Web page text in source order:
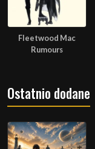
Fleetwood Mac
Rumours
Ostatnio dodane